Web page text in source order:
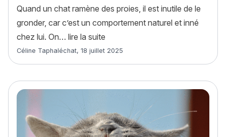
Quand un chat ramène des proies, il est inutile de le
gronder, car c’est un comportement naturel et inné
chez lui. On… lire la suite
Article rédigé par
Céline Taphaléchat, 18 juillet 2025